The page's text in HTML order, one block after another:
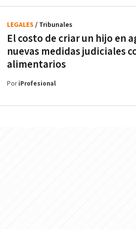
El costo de criar un hijo en
nuevas medidas judiciales
alimentarios
LEGALES / Tribunales
PoriProfesional